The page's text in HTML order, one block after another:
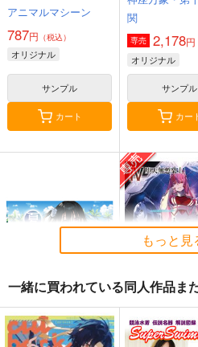
本14
アニマルマシーン
787円 （税込）
オリジナル
サンプル
カート
関
専売 2,178円
オリジナル
サンプル
カー
夏色しずく
黒白のアヴェ
もっと見
一緒に買われている同人作品ま